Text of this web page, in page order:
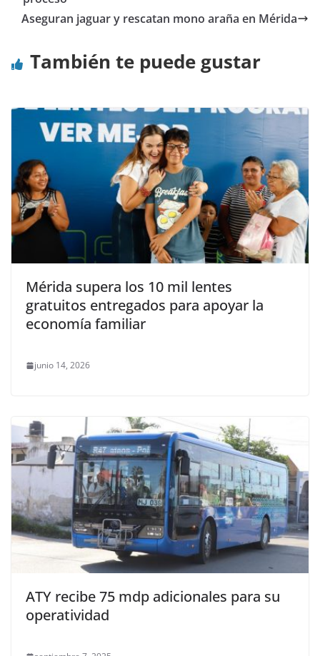
Aseguran jaguar y rescatan mono araña en Mérida
También te puede gustar
Mérida supera los 10 mil lentes
gratuitos entregados para apoyar la
economía familiar
junio 14, 2026
ATY recibe 75 mdp adicionales para su
operatividad